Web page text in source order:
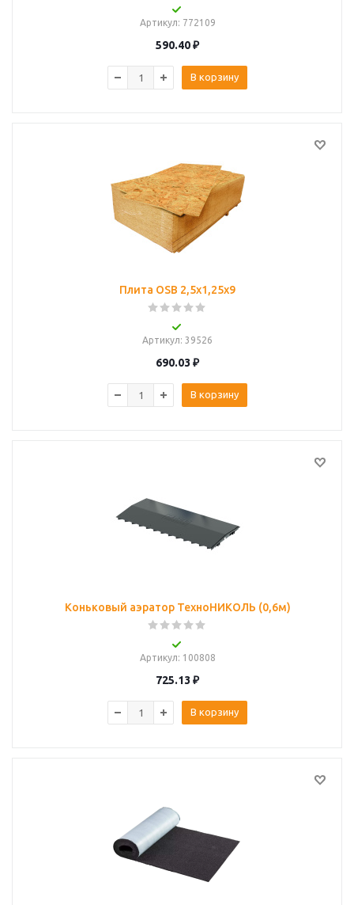
Артикул: 772109
590.40₽
В корзину
Плита OSB 2,5х1,25х9
Артикул: 39526
690.03 ₽
В корзину
Коньковый аэратор ТехноНИКОЛЬ (0,6м)
Артикул: 100808
725.13 ₽
В корзину